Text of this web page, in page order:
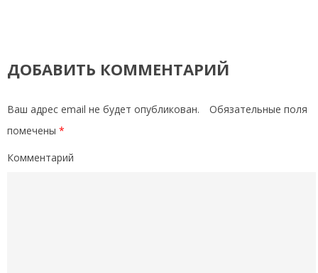
ДОБАВИТЬ КОММЕНТАРИЙ
Ваш адрес email не будет опубликован.
Обязательные поля
помечены *
Комментарий